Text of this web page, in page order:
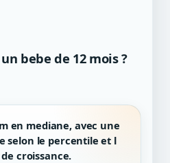
bebe de 12 mois ?
en mediane, avec une
selon le percentile et l
croissance.